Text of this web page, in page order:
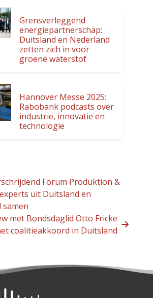
Grensverleggend
energiepartnerschap:
Duitsland en Nederland
zetten zich in voor
groene waterstof
Hannover Messe 2025:
Rabobank podcasts over
industrie, innovatie en
technologie
Forum Produktion &
uit Duitsland en
samen
met Bondsdaglid Otto Fricke
coalitieakkoord in Duitsland